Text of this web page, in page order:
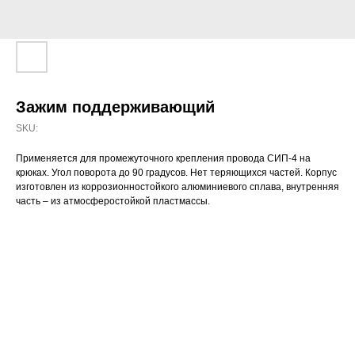
Зажим поддерживающий
SKU:
Применяется для промежуточного крепления провода СИП-4 на
крюках. Угол поворота до 90 градусов. Нет теряющихся частей. Корпус
изготовлен из коррозионностойкого алюминиевого сплава, внутренняя
часть – из атмосферостойкой пластмассы.